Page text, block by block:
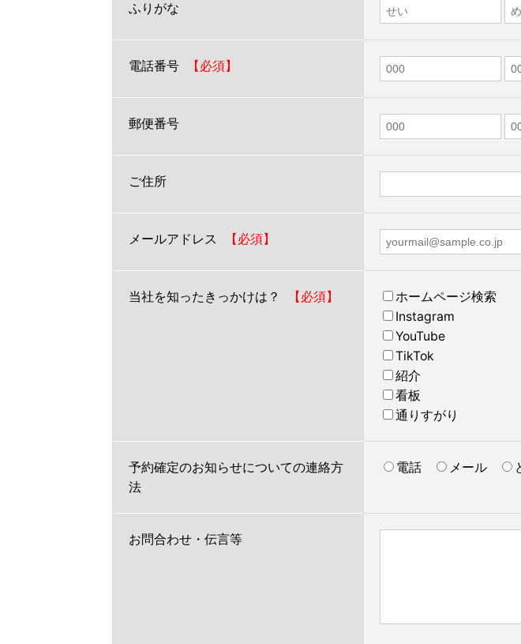
ふりがな
電話番号
郵便番号
ご住所
メールアドレス
当社を知ったきっかけは？
ホームページ検索
Instagram
YouTube
TikTok
紹介
看板
通りすがり
予約確定のお知らせについての連絡方
法
電話 メール
お問合わせ・伝言等